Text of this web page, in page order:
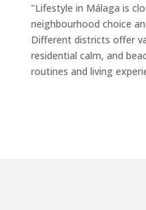
"Lifestyle in Málaga is
neighbourhood choice
Different districts offer
residential calm, and
routines and living